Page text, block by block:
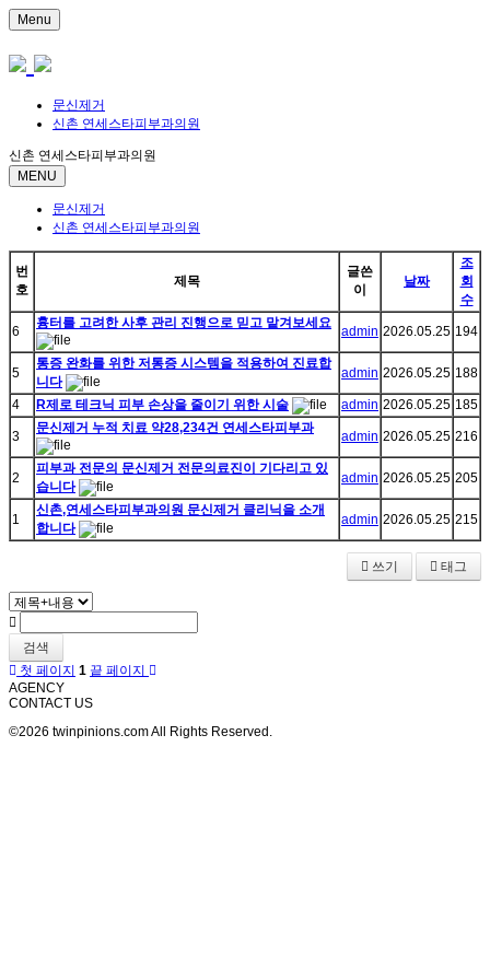
Menu
문신제거
신촌 연세스타피부과의원
신촌 연세스타피부과의원
MENU
문신제거
신촌 연세스타피부과의원
번
호
제목
글쓴
이
날짜
조
회
수
6
흉터를 고려한 사후 관리 진행으로 믿고 맡겨보세요
admin 2026.05.25 194
5
통증 완화를 위한 저통증 시스템을 적용하여 진료합
니다
admin 2026.05.25 188
4 R제로 테크닉 피부 손상을 줄이기 위한 시술 admin 2026.05.25 185
3
문신제거 누적 치료 약28,234건 연세스타피부과
admin 2026.05.25 216
2
피부과 전문의 문신제거 전문의료진이 기다리고 있
습니다
admin 2026.05.25 205
1
신촌,연세스타피부과의원 문신제거 클리닉을 소개
합니다
admin 2026.05.25 215
쓰기 태그
검색
첫 페이지 1 끝 페이지
AGENCY
CONTACT US
©2026 twinpinions.com All Rights Reserved.